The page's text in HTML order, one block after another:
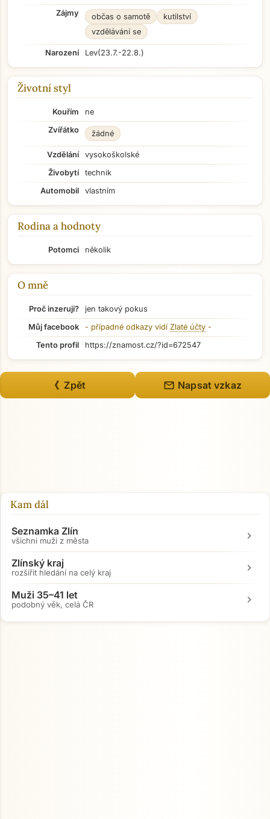
Přejít na hlavní obsah
Zájmy občas o samotě
kutilství
vzdělávání se
Narození Lev(23.7.-22.8.)
Životní styl
Kouřím
ne
Zvířátko
žádné
Vzdělání
vysokoškolské
Živobytí
technik
Automobil
vlastním
Rodina a hodnoty
Potomci několik
O mně
Proč inzeruji?
jen takový pokus
Můj facebook
- případné odkazy vidí Zlaté účty -
Tento profil
https://znamost.cz/?id=672547
《 Zpět mail Napsat vzkaz
Kam dál
Seznamka Zlín
všichni muži z města chevron_right
Zlínský kraj
rozšířit hledání na celý kraj chevron_right
Muži 35–41 let
podobný věk, celá ČR chevron_right